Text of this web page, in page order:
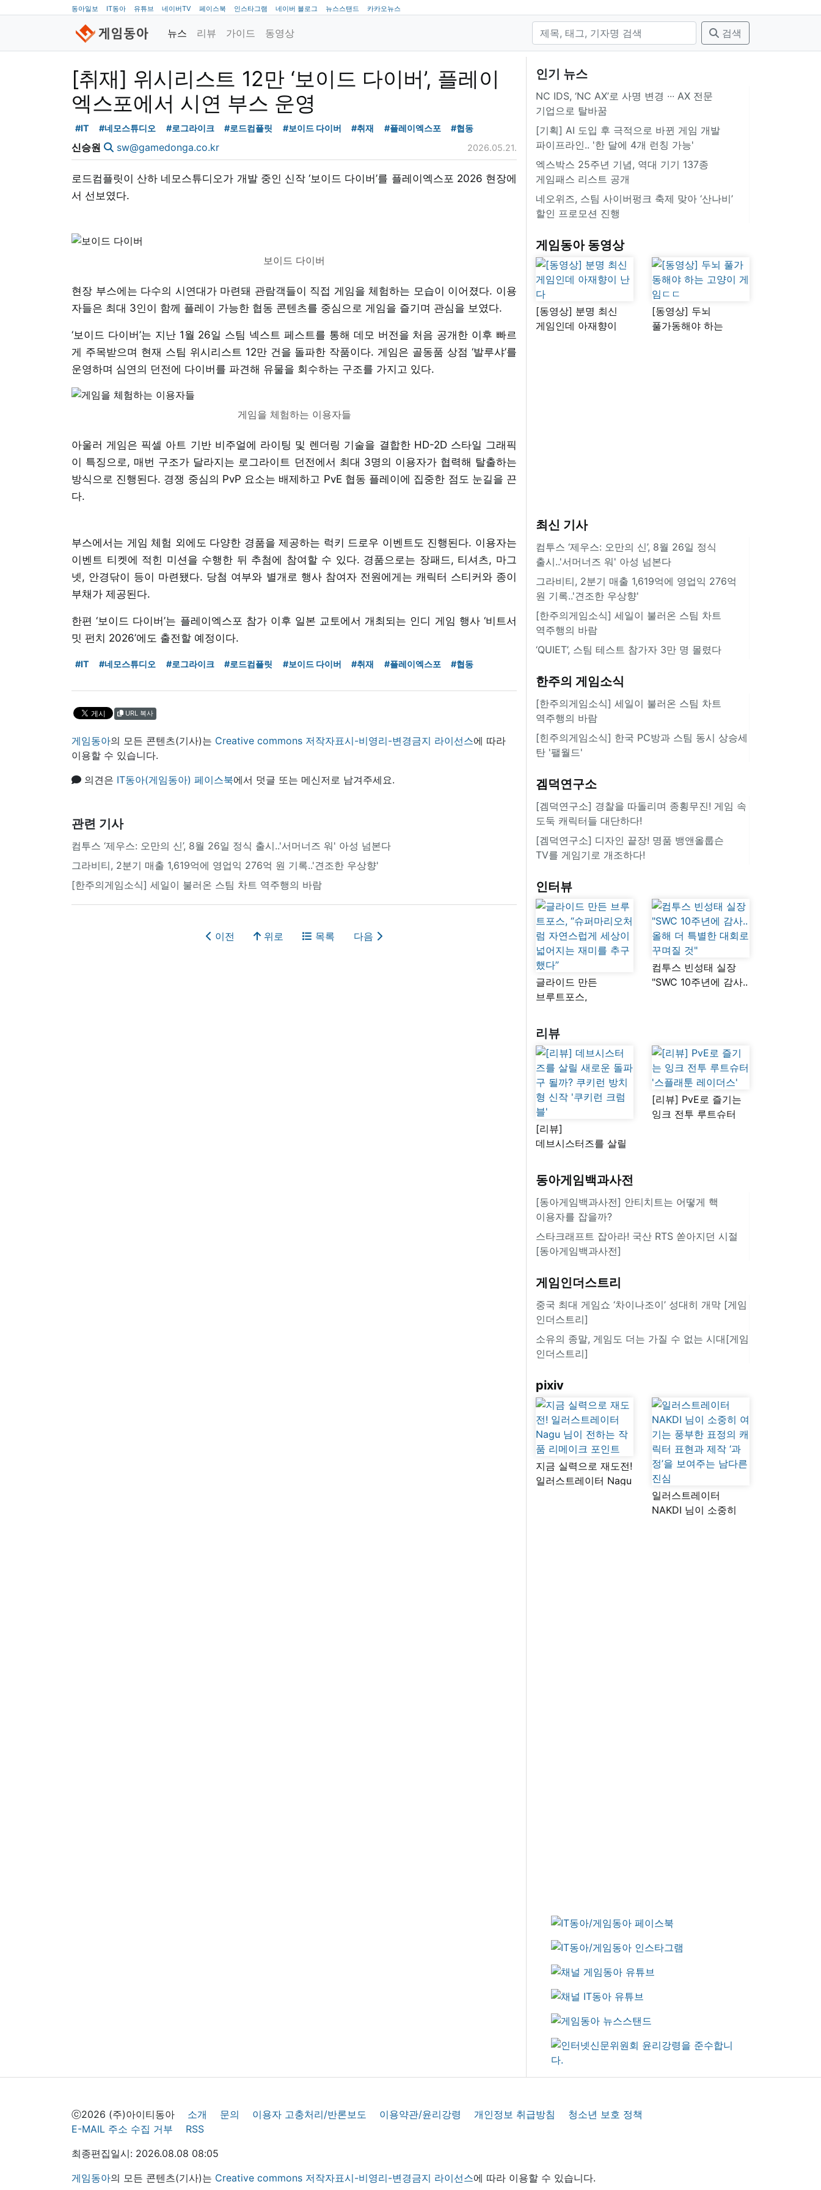
동아일보 IT동아 유튜브 네이버TV 페이스북 인스타그램 네이버 블로그 뉴스스탠드 카카오뉴스
뉴스 리뷰 가이드 동영상 검색
[취재] 위시리스트 12만 ‘보이드 다이버’, 플레이
엑스포에서 시연 부스 운영
#IT #네모스튜디오 #로그라이크 #로드컴플릿 #보이드 다이버 #취재 #플레이엑스포 #협동
신승원 sw@gamedonga.co.kr 2026.05.21.
로드컴플릿이 산하 네모스튜디오가 개발 중인 신작 ‘보이드 다이버’를 플레이엑스포 2026 현장에
서 선보였다.
보이드 다이버
현장 부스에는 다수의 시연대가 마련돼 관람객들이 직접 게임을 체험하는 모습이 이어졌다. 이용
자들은 최대 3인이 함께 플레이 가능한 협동 콘텐츠를 중심으로 게임을 즐기며 관심을 보였다.
‘보이드 다이버’는 지난 1월 26일 스팀 넥스트 페스트를 통해 데모 버전을 처음 공개한 이후 빠르
게 주목받으며 현재 스팀 위시리스트 12만 건을 돌파한 작품이다. 게임은 골동품 상점 ‘발루샤’를
운영하며 심연의 던전에 다이버를 파견해 유물을 회수하는 구조를 가지고 있다.
게임을 체험하는 이용자들
아울러 게임은 픽셀 아트 기반 비주얼에 라이팅 및 렌더링 기술을 결합한 HD-2D 스타일 그래픽
이 특징으로, 매번 구조가 달라지는 로그라이트 던전에서 최대 3명의 이용자가 협력해 탈출하는
방식으로 진행된다. 경쟁 중심의 PvP 요소는 배제하고 PvE 협동 플레이에 집중한 점도 눈길을 끈
다.
부스에서는 게임 체험 외에도 다양한 경품을 제공하는 럭키 드로우 이벤트도 진행된다. 이용자는
이벤트 티켓에 적힌 미션을 수행한 뒤 추첨에 참여할 수 있다. 경품으로는 장패드, 티셔츠, 마그
넷, 안경닦이 등이 마련됐다. 당첨 여부와 별개로 행사 참여자 전원에게는 캐릭터 스티커와 종이
부채가 제공된다.
한편 ‘보이드 다이버’는 플레이엑스포 참가 이후 일본 교토에서 개최되는 인디 게임 행사 ‘비트서
밋 펀치 2026’에도 출전할 예정이다.
#IT #네모스튜디오 #로그라이크 #로드컴플릿 #보이드 다이버 #취재 #플레이엑스포 #협동
URL 복사
게임동아의 모든 콘텐츠(기사)는 Creative commons 저작자표시-비영리-변경금지 라이선스에 따라
이용할 수 있습니다.
의견은 IT동아(게임동아) 페이스북에서 덧글 또는 메신저로 남겨주세요.
관련 기사
컴투스 ‘제우스: 오만의 신’, 8월 26일 정식 출시..'서머너즈 워' 아성 넘본다
그라비티, 2분기 매출 1,619억에 영업익 276억 원 기록..'견조한 우상향'
[한주의게임소식] 세일이 불러온 스팀 차트 역주행의 바람
이전 위로 목록 다음
인기 뉴스
NC IDS, ‘NC AX’로 사명 변경 ∙∙∙ AX 전문
기업으로 탈바꿈
[기획] AI 도입 후 극적으로 바뀐 게임 개발
파이프라인.. '한 달에 4개 런칭 가능'
엑스박스 25주년 기념, 역대 기기 137종
게임패스 리스트 공개
네오위즈, 스팀 사이버펑크 축제 맞아 ‘산나비’
할인 프로모션 진행
게임동아 동영상
[동영상] 분명 최신
게임인데 아재향이
[동영상] 두뇌
풀가동해야 하는
최신 기사
컴투스 ‘제우스: 오만의 신’, 8월 26일 정식
출시..'서머너즈 워' 아성 넘본다
그라비티, 2분기 매출 1,619억에 영업익 276억
원 기록..'견조한 우상향'
[한주의게임소식] 세일이 불러온 스팀 차트
역주행의 바람
‘QUIET’, 스팀 테스트 참가자 3만 명 몰렸다
한주의 게임소식
[한주의게임소식] 세일이 불러온 스팀 차트
역주행의 바람
[힌주의게임소식] 한국 PC방과 스팀 동시 상승세
탄 '팰월드'
겜덕연구소
[겜덕연구소] 경찰을 따돌리며 종횡무진! 게임 속
도둑 캐릭터들 대단하다!
[겜덕연구소] 디자인 끝장! 명품 뱅앤올룹슨
TV를 게임기로 개조하다!
인터뷰
글라이드 만든
브루트포스,
자연스럽게 세상이
넓어지는 재미를
추구했다”
컴투스 빈성태 실장
"SWC 10주년에 감사..
리뷰
[리뷰]
데브시스터즈를 살릴
쿠키런 방치형 신작
'쿠키런 크럼블'
[리뷰] PvE로 즐기는
잉크 전투 루트슈터
동아게임백과사전
[동아게임백과사전] 안티치트는 어떻게 핵
이용자를 잡을까?
스타크래프트 잡아라! 국산 RTS 쏟아지던 시절
[동아게임백과사전]
게임인더스트리
중국 최대 게임쇼 ‘차이나조이’ 성대히 개막 [게임
인더스트리]
소유의 종말, 게임도 더는 가질 수 없는 시대[게임
인더스트리]
pixiv
지금 실력으로 재도전!
일러스트레이터 Nagu
일러스트레이터
NAKDI 님이 소중히
ⓒ2026 (주)아이티동아 소개 문의 이용자 고충처리/반론보도 이용약관/윤리강령 개인정보 취급방침
청소년 보호 정책
E-MAIL 주소 수집 거부
RSS
최종편집일시: 2026.08.08 08:05
게임동아의 모든 콘텐츠(기사)는 Creative commons 저작자표시-비영리-변경금지 라이선스에 따라 이용할 수 있습니다.